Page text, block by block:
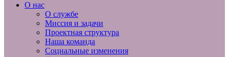
О нас
О службе
Миссия и задачи
Проектная структура
Наша команда
Социальные изменения